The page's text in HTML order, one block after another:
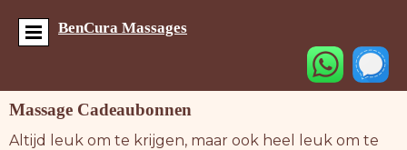
BenCura Massages
Massage Cadeaubonnen
Altijd leuk om te krijgen, maar ook heel leuk om te